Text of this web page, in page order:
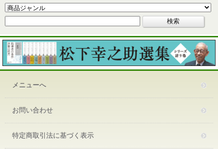
メニューへ
お問い合わせ
特定商取引法に基づく表示